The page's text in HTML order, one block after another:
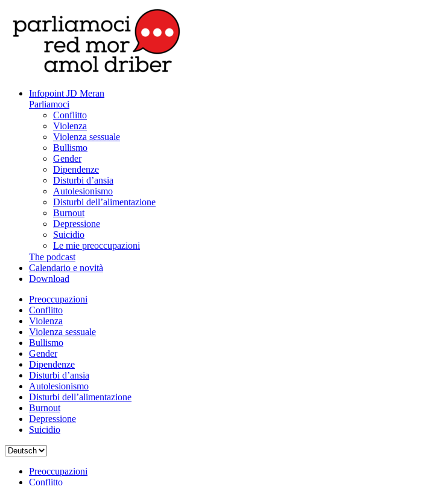
Infopoint JD Meran
Parliamoci
Conflitto
Violenza
Violenza sessuale
Bullismo
Gender
Dipendenze
Disturbi d’ansia
Autolesionismo
Disturbi dell’alimentazione
Burnout
Depressione
Suicidio
Le mie preoccupazioni
The podcast
Calendario e novità
Download
Preoccupazioni
Conflitto
Violenza
Violenza sessuale
Bullismo
Gender
Dipendenze
Disturbi d’ansia
Autolesionismo
Disturbi dell’alimentazione
Burnout
Depressione
Suicidio
Scegli
lingua
Preoccupazioni
Conflitto